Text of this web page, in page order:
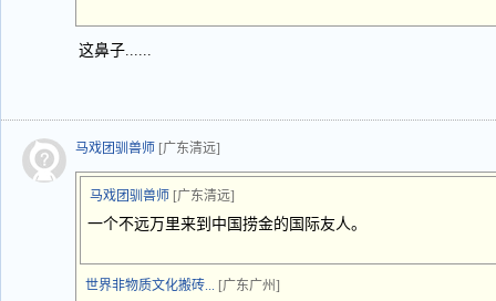
这鼻子......
马戏团驯兽师 [广东清远]
马戏团驯兽师 [广东清远]
一个不远万里来到中国捞金的国际友人。
世界非物质文化搬砖... [广东广州]